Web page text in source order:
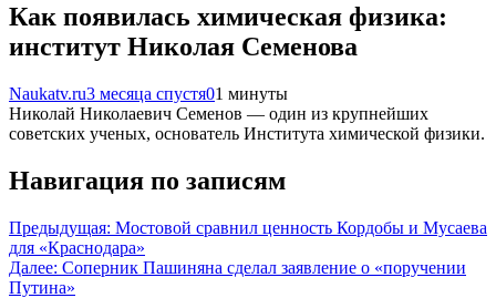
Как появилась химическая физика:
институт Николая Семенова
Naukatv.ru3 месяца спустя01 минуты
Николай Николаевич Семенов — один из крупнейших
советских ученых, основатель Института химической физики.
Навигация по записям
Предыдущая: Мостовой сравнил ценность Кордобы и Мусаева
для «Краснодара»
Далее: Соперник Пашиняна сделал заявление о «поручении
Путина»